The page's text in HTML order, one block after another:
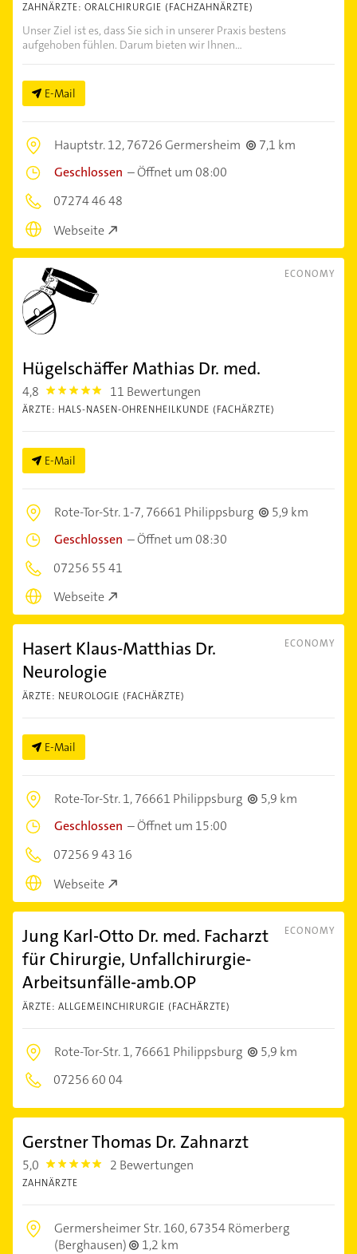
ZAHNÄRZTE: ORALCHIRURGIE (FACHZAHNÄRZTE)
Unser Ziel ist es, dass Sie sich in unserer Praxis bestens
aufgehoben fühlen. Darum bieten wir Ihnen...
E-Mail
Hauptstr. 12,76726 Germersheim
7,1 km
Geschlossen –Öffnet um 08:00
07274 46 48
Webseite
ECONOMY
Hügelschäffer Mathias Dr. med.
4,8 4.8 11 Bewertungen
ÄRZTE: HALS-NASEN-OHRENHEILKUNDE (FACHÄRZTE)
E-Mail
Rote-Tor-Str. 1-7,76661 Philippsburg
5,9 km
Geschlossen –Öffnet um 08:30
07256 55 41
Webseite
ECONOMY
Hasert Klaus-Matthias Dr.
Neurologie
ÄRZTE: NEUROLOGIE (FACHÄRZTE)
E-Mail
Rote-Tor-Str. 1,76661 Philippsburg
5,9 km
Geschlossen –Öffnet um 15:00
07256 9 43 16
Webseite
ECONOMY
Jung Karl-Otto Dr. med. Facharzt
für Chirurgie, Unfallchirurgie-
Arbeitsunfälle-amb.OP
ÄRZTE: ALLGEMEINCHIRURGIE (FACHÄRZTE)
Rote-Tor-Str. 1,76661 Philippsburg
5,9 km
07256 60 04
Gerstner Thomas Dr. Zahnarzt
5,0 5.0 2 Bewertungen
ZAHNÄRZTE
Germersheimer Str. 160,67354 Römerberg
(Berghausen)
1,2 km